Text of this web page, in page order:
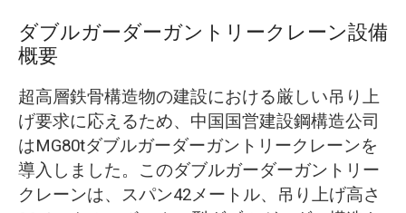
ダブルガーダーガントリークレーン設備
概要
超高層鉄骨構造物の建設における厳しい吊り上
げ要求に応えるため、中国国営建設鋼構造公司
はMG80tダブルガーダーガントリークレーンを
導入しました。このダブルガーダーガントリー
クレーンは、スパン42メートル、吊り上げ高さ